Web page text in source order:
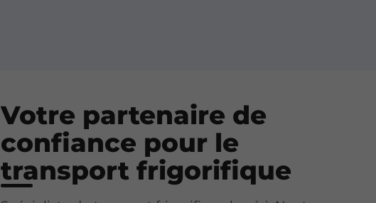
Votre partenaire de
confiance pour le
transport frigorifique